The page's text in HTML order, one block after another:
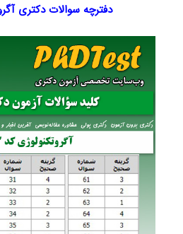
دفترچه سوالات دکتری